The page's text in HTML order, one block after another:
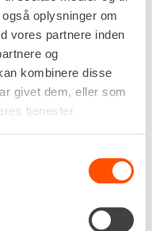
oplysninger om
vores partnere inden
og
kombinere disse
givet dem, eller som
tjenester.
renovering
er robuste støtter
vi udlejning
optimal
at håndtere,